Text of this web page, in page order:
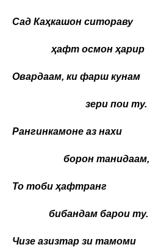
Сад Каҳкашон ситораву
ҳафт осмон ҳарир
Овардаам, ки фарш кунам
зери пои ту.
Рангинкамоне аз нахи
борон танидаам,
То тоби ҳафтранг
бибандам барои ту.
Чизе азизтар зи тамоми